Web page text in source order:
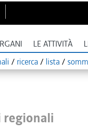
LE ATTIVITÀ
/ ricerca / lista /
regionali